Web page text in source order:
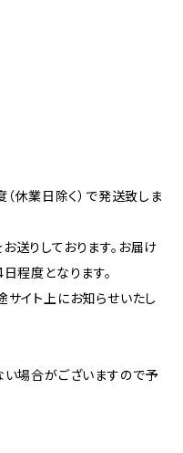
休業日除く）で発送致しま
送りしております。お届け
程度となります。
イト上にお知らせいたし
場合がございますので予